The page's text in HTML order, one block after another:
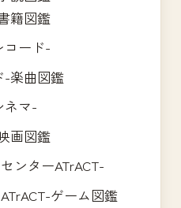
籍図鑑
コード-
-楽曲図鑑
ネマ-
画図鑑
ンターATrACT-
ゲーム図鑑